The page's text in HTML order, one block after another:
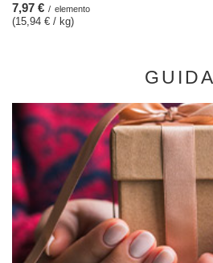
7,97 € / elemento
(15,94 € / kg)
GUIDA